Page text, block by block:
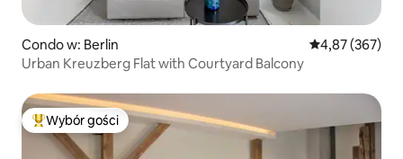
Condo w: Berlin Średnia
4,87 (367)
Urban Kreuzberg Flat with Courtyard Balcony
Najpopularniejsze z kategorii Wybór gości
Wybór gości